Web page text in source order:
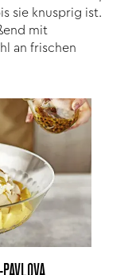
sie knusprig ist.
mit
an frischen